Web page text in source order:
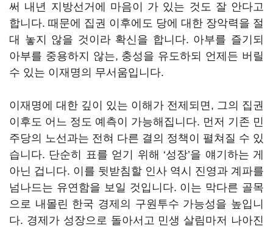
써 내년 지방선거에 마음이 가 있는 것도 잘 안다고
합니다. 때문에 집권 이후에도 당에 대한 장악력을 절
대 놓지 않을 것이라 확신을 합니다. 아부를 즐기되
아부를 중용하지 않는, 충성을 유도하되 언제든 버릴
수 있는 이재명의 무서움입니다.
이재명에 대한 깊이 있는 이해가 전제되면, 그의 집권
이후도 어느 정도 예측이 가능해집니다. 먼저 기존 민
주당의 노선과는 전혀 다른 결의 정책이 펼쳐질 수 있
습니다. 단순히 표를 얻기 위해 ‘성장’을 얘기하는 게
아닌 겁니다. 이를 뒷받침할 인사 역시 진영과 계파를
넘나드는 유연함을 보일 것입니다. 이는 막다른 골목
으로 내몰린 한국 경제의 구원투수 가능성을 높입니
다. 경제가 성장으로 돌아서고 민생 살림마저 나아진